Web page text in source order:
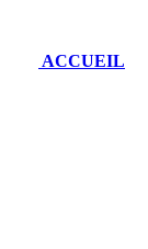
ACCUEIL